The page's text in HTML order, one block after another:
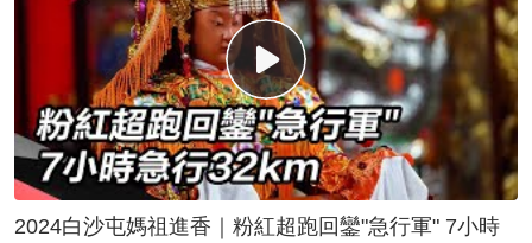
2024白沙屯媽祖進香｜粉紅超跑回鑾"急行軍" 7小時